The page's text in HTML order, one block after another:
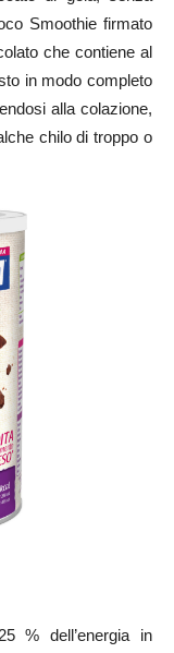
Smoothie firmato
che contiene al
in modo completo
alla colazione,
chilo di troppo o
% dell’energia in